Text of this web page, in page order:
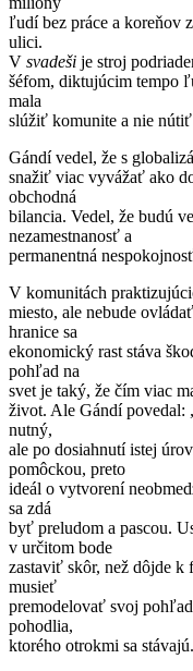
ľudí bez práce a koreňov
ulici.
V svadeši je stroj
šéfom, diktujúcim tempo
mala
slúžiť komunite a nie
Gándí vedel, že s
snažiť viac vyvážať ako
obchodná
bilancia. Vedel, že budú
nezamestnanosť a
permanentná
V komunitách
miesto, ale nebude
hranice sa
ekonomický rast stáva
pohľad na
svet je taký, že čím viac
život. Ale Gándí povedal:
nutný,
ale po dosiahnutí istej
pomôckou, preto
ideál o vytvorení
sa zdá
byť preludom a pascou.
v určitom bode
zastaviť skôr, než dôjde k
musieť
premodelovať svoj
pohodlia,
ktorého otrokmi sa